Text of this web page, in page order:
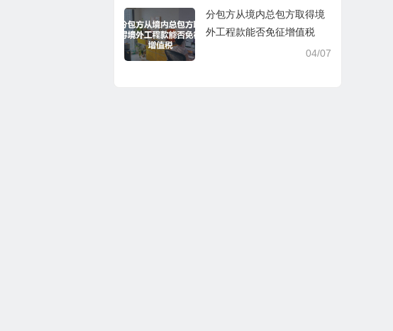
分包方从境内总包方取得境
外工程款能否免征增值税
04/07